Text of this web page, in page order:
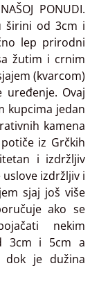
PONUDI.
širini od 3cm i
lep prirodni
žutim i crnim
(kvarcom)
Ovaj
kupcima jedan
kamena
iz Grčkih
i izdržljiv
uslove izdržljiv i
sjaj još više
ako se
nekim
3cm i 5cm a
je dužina